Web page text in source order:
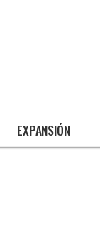
EXPANSIÓN